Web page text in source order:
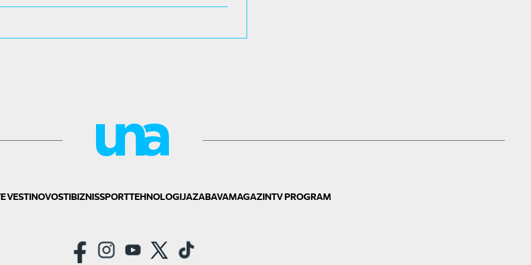
VESTINOVOSTIBIZNISSPORTTEHNOLOGIJAZABAVAMAGAZINTV PROGRAM